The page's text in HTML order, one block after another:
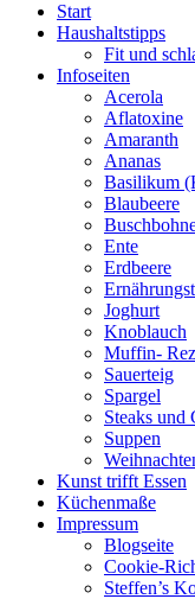
Start
Haushaltstipps
Fit und
Infoseiten
Acerola
Aflatoxine
Amaranth
Ananas
Basilikum
Blaubeere
Ente
Erdbeere
Joghurt
Knoblauch
Muffin-
Sauerteig
Spargel
Steaks und
Suppen
Kunst trifft Essen
Küchenmaße
Impressum
Blogseite
Cookie-
Steffen’s